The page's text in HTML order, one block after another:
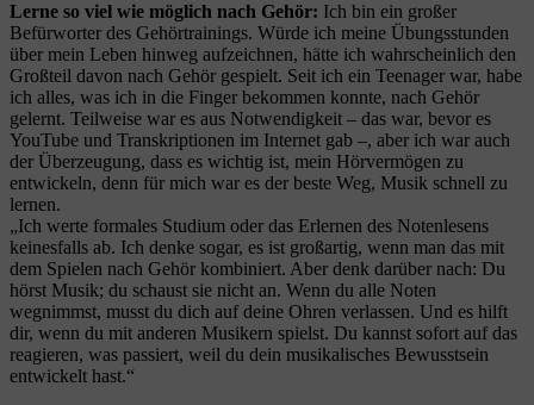
Lerne so viel wie möglich nach Gehör: Ich bin ein großer
Befürworter des Gehörtrainings. Würde ich meine Übungsstunden
über mein Leben hinweg aufzeichnen, hätte ich wahrscheinlich den
Großteil davon nach Gehör gespielt. Seit ich ein Teenager war, habe
ich alles, was ich in die Finger bekommen konnte, nach Gehör
gelernt. Teilweise war es aus Notwendigkeit – das war, bevor es
YouTube und Transkriptionen im Internet gab –, aber ich war auch
der Überzeugung, dass es wichtig ist, mein Hörvermögen zu
entwickeln, denn für mich war es der beste Weg, Musik schnell zu
lernen.
„Ich werte formales Studium oder das Erlernen des Notenlesens
keinesfalls ab. Ich denke sogar, es ist großartig, wenn man das mit
dem Spielen nach Gehör kombiniert. Aber denk darüber nach: Du
hörst Musik; du schaust sie nicht an. Wenn du alle Noten
wegnimmst, musst du dich auf deine Ohren verlassen. Und es hilft
dir, wenn du mit anderen Musikern spielst. Du kannst sofort auf das
reagieren, was passiert, weil du dein musikalisches Bewusstsein
entwickelt hast.“